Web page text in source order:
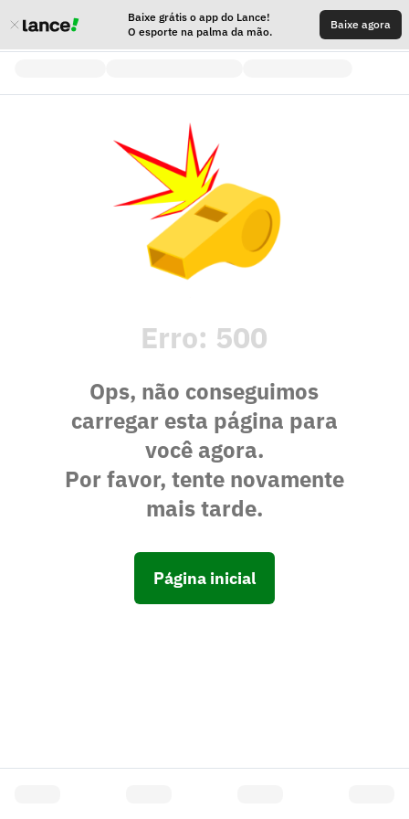
Baixe grátis o app do Lance!
O esporte na palma da mão.
Baixe agora
Erro: 500
Ops, não conseguimos
carregar esta página para
você agora.
Por favor, tente novamente
mais tarde.
Página inicial